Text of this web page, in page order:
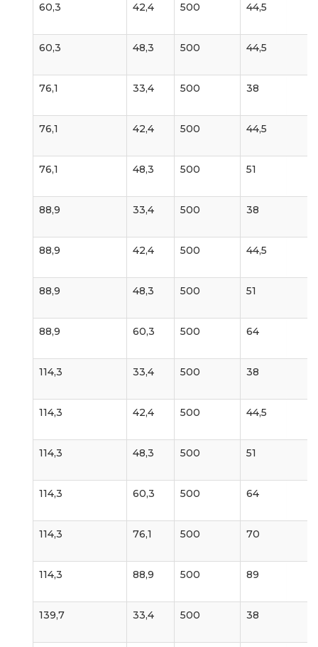
60,3 42,4 500 44,5
60,3 48,3 500 44,5
76,1 33,4 500 38
76,1 42,4 500 44,5
76,1 48,3 500 51
88,9 33,4 500 38
88,9 42,4 500 44,5
88,9 48,3 500 51
88,9 60,3 500 64
114,3 33,4 500 38
114,3 42,4 500 44,5
114,3 48,3 500 51
114,3 60,3 500 64
114,3 76,1 500 70
114,3 88,9 500 89
139,7 33,4 500 38